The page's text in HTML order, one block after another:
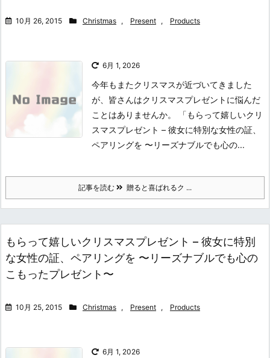
10月 26, 2015 Christmas , Present , Products
6月 1, 2026
今年もまたクリスマスが近づいてきました
が、皆さんはクリスマスプレゼントに悩んだ
ことはありませんか。 「もらって嬉しいクリ
スマスプレゼント – 彼女に特別な女性の証、
ペアリングを 〜リーズナブルでも心の...
記事を読む 贈ると喜ばれるク ...
もらって嬉しいクリスマスプレゼント – 彼女に特別
な女性の証、ペアリングを 〜リーズナブルでも心の
こもったプレゼント〜
10月 25, 2015 Christmas , Present , Products
6月 1, 2026